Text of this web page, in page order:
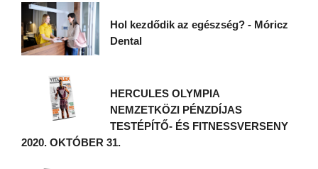
Hol kezdődik az egészség? - Móricz
Dental
HERCULES OLYMPIA
NEMZETKÖZI PÉNZDÍJAS
TESTÉPÍTŐ- ÉS FITNESSVERSENY
2020. OKTÓBER 31.